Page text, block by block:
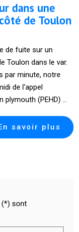
dans une
de Toulon
de fuite sur un
Toulon dans le var.
par minute, notre
de l'appel
(PEHD) ...
savoir plus
(*) sont